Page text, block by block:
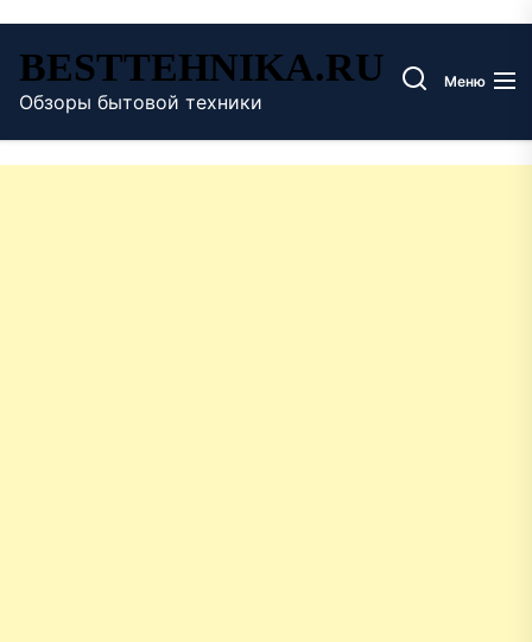
содержимому
BESTTEHNIKA.RU
Обзоры бытовой техники
Меню